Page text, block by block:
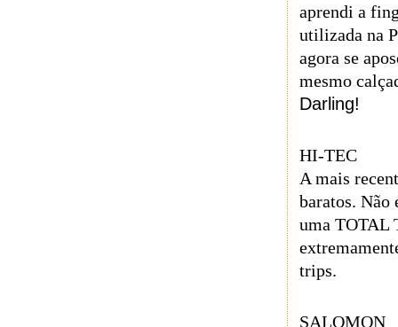
aprendi a
utilizada na
agora se
mesmo
Darling!
HI-TEC
A mais
baratos. Não
uma TOTAL
trips.
SALOMON